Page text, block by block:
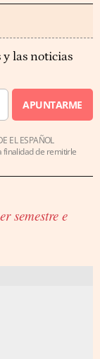
y las noticias
APUNTARME
EL ESPAÑOL
finalidad de remitirle
semestre e